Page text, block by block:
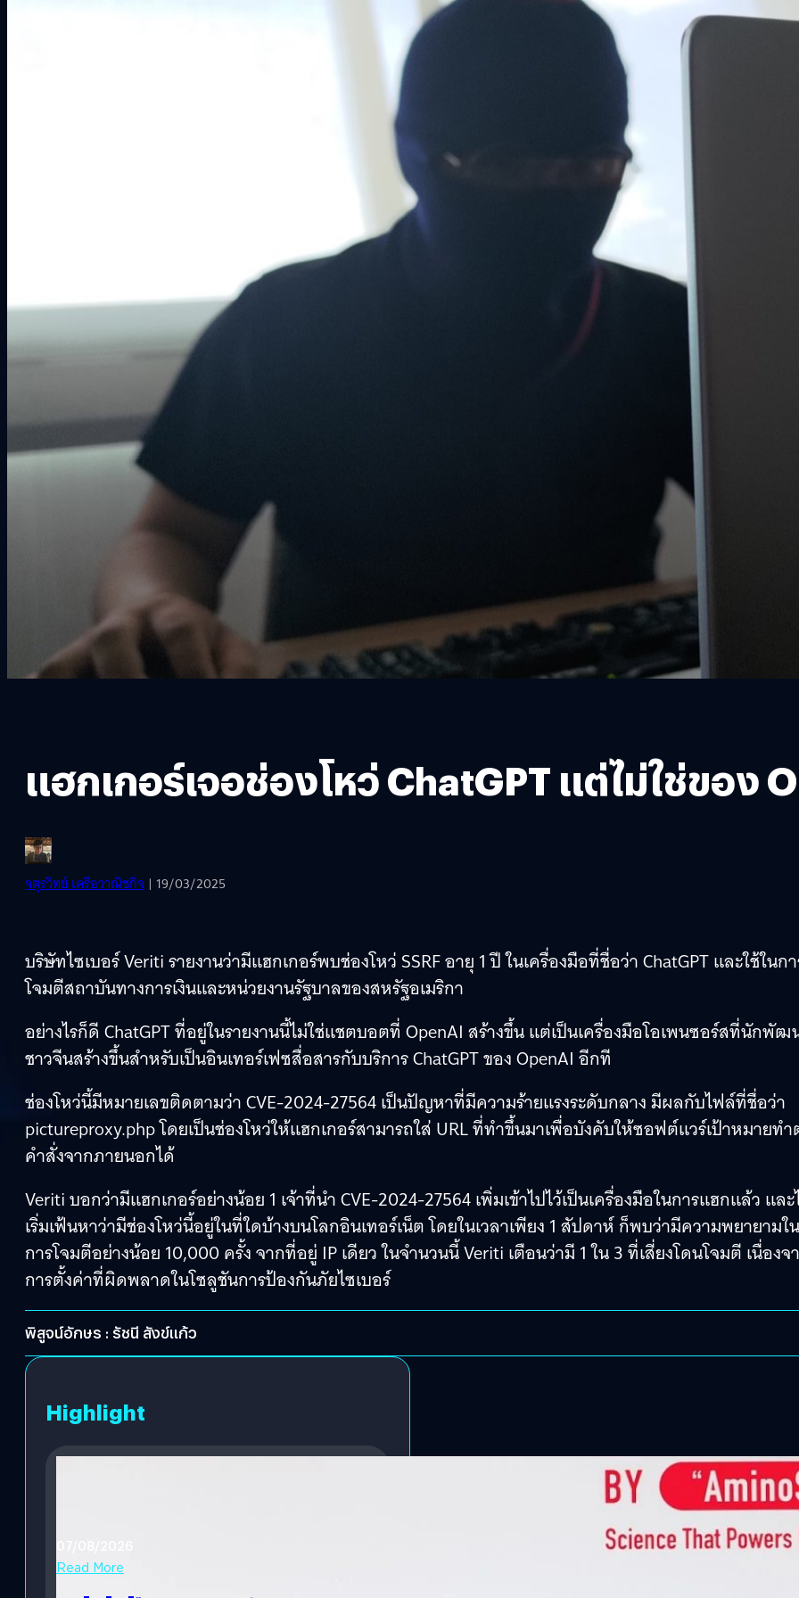
แฮกเกอร์เจอช่องโหว่ ChatGPT แต่ไม่ใช่ของ
จตุรวิทย์ เครือวาณิชกิจ | 19/03/2025
บริษัทไซเบอร์ Veriti รายงานว่ามีแฮกเกอร์พบช่องโหว่ SSRF อายุ 1 ปี ในเครื่องมือที่ชื่อว่า ChatGPT และใช้ในก
โจมตีสถาบันทางการเงินและหน่วยงานรัฐบาลของสหรัฐอเมริกา
อย่างไรก็ดี ChatGPT ที่อยู่ในรายงานนี้ไม่ใช่แชตบอตที่ OpenAI สร้างขึ้น แต่เป็นเครื่องมือโอเพนซอร์สที่นักพัฒ
ชาวจีนสร้างขึ้นสำหรับเป็นอินเทอร์เฟซสื่อสารกับบริการ ChatGPT ของ OpenAI อีกที
ช่องโหว่นี้มีหมายเลขติดตามว่า CVE-2024-27564 เป็นปัญหาที่มีความร้ายแรงระดับกลาง มีผลกับไฟล์ที่ชื่อว่า
pictureproxy.php โดยเป็นช่องโหว่ให้แฮกเกอร์สามารถใส่ URL ที่ทำขึ้นมาเพื่อบังคับให้ซอฟต์แวร์เป้าหมายท
คำสั่งจากภายนอกได้
Veriti บอกว่ามีแฮกเกอร์อย่างน้อย 1 เจ้าที่นำ CVE-2024-27564 เพิ่มเข้าไปไว้เป็นเครื่องมือในการแฮกแล้ว แล
เริ่มเฟ้นหาว่ามีช่องโหว่นี้อยู่ในที่ใดบ้างบนโลกอินเทอร์เน็ต โดยในเวลาเพียง 1 สัปดาห์ ก็พบว่ามีความพยายามใน
การโจมตีอย่างน้อย 10,000 ครั้ง จากที่อยู่ IP เดียว ในจำนวนนี้ Veriti เตือนว่ามี 1 ใน 3 ที่เสี่ยงโดนโจมตี เนื่องจ
การตั้งค่าที่ผิดพลาดในโซลูชันการป้องกันภัยไซเบอร์
พิสูจน์อักษร : รัชนี สังข์แก้ว
Highlight
Read More